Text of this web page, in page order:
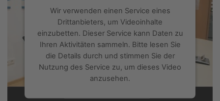
Wir verwenden einen Service eines
Drittanbieters, um Videoinhalte
einzubetten. Dieser Service kann Daten zu
Ihren Aktivitäten sammeln. Bitte lesen Sie
die Details durch und stimmen Sie der
Nutzung des Service zu, um dieses Video
anzusehen.